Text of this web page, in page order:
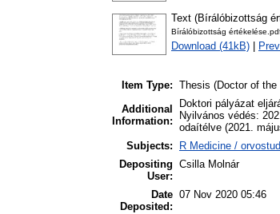
Text (Bírálóbizottság
Bírálóbizottság
Download (41kB)
Item Type: Thesis (Doctor of
Additional
Information:
Doktori pályázat
Nyilvános védés:
odaítélve (2021.
Subjects:
R Medicine /
Depositing
User:
Csilla Molnár
Date
Deposited:
07 Nov 2020 05:46